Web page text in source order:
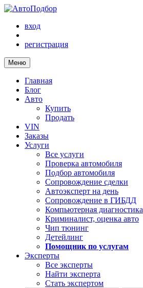
вход
регистрация
Меню
Главная
Блог
Авто
Купить
Продать
VIN
Заказы
Услуги
Все услуги
Проверка автомобиля
Подбор автомобиля
Сопровождение сделки
Автоэксперт на день
Сопровождение в ГИБДД
Компьютерная диагностика
Криминалист, оценка авто
Чип тюнинг
Детейлинг
Помощник по услугам
Эксперты
Все эксперты
Найти эксперта
Стать экспертом